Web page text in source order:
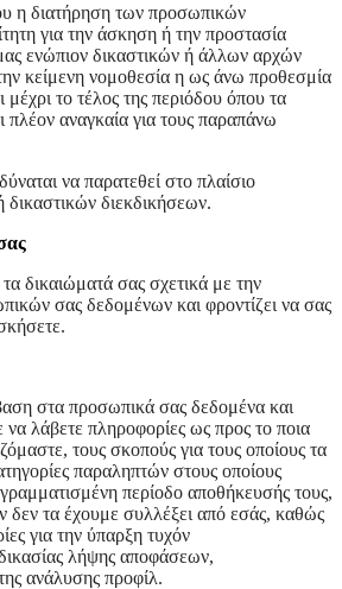
η διατήρηση των προσωπικών
για την άσκηση ή την προστασία
ενώπιον δικαστικών ή άλλων αρχών
κείμενη νομοθεσία η ως άνω προθεσμία
μέχρι το τέλος της περιόδου όπου τα
πλέον αναγκαία για τους παραπάνω
να παρατεθεί στο πλαίσιο
διεκδικήσεων.
δικαιώματά σας σχετικά με την
σας δεδομένων και φροντίζει να σας
στα προσωπικά σας δεδομένα και
να λάβετε πληροφορίες ως προς το ποια
τους σκοπούς για τους οποίους τα
παραληπτών στους οποίους
περίοδο αποθήκευσής τους,
δεν τα έχουμε συλλέξει από εσάς, καθώς
για την ύπαρξη τυχόν
λήψης αποφάσεων,
ανάλυσης προφίλ.